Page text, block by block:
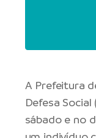
A Prefeitura
Defesa Social
sábado e no